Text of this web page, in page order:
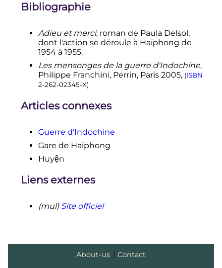
↑
oat-dong-doi-ngoai/vun-dap-quan-
he-hai-phong-kitakyushu-ngay-
cang-dom-hoa-ket-trai-ct53.html »
« https://www.city.kitakyushu.lg.jp/so
umu/file_0006.html »
Reims, mémoire de la ville
2002, P284.
Bibliographie
Adieu et merci, roman de Paula Delsol,
dont l'action se déroule à Haïphong de
1954 à 1955.
Les mensonges de la guerre d'Indochine,
Philippe Franchini, Perrin, Paris 2005, (ISBN
2-262-02345-X)
Articles connexes
Guerre d'Indochine
Gare de Haïphong
Huyện
Liens externes
(mul) Site officiel
About-us | Contact